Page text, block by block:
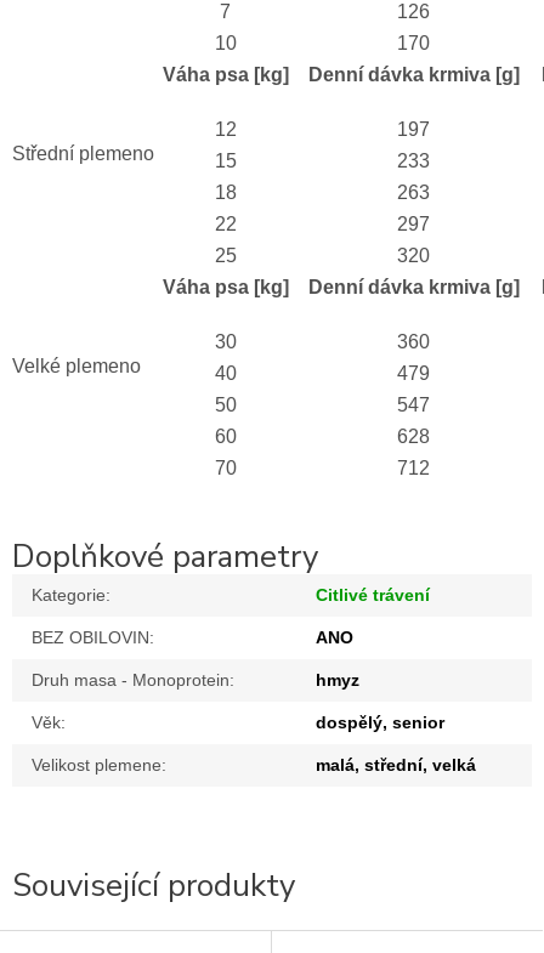
Související produkty
7
126
10
170
Střední plemeno
Váha psa [kg] Denní dávka krmiva [g]
12
197
15
233
18
263
22
297
25
320
Velké plemeno
Váha psa [kg] Denní dávka krmiva [g]
30
360
40
479
50
547
60
628
70
712
Doplňkové parametry
Kategorie: Citlivé trávení
BEZ OBILOVIN: ANO
Druh masa - Monoprotein: hmyz
Věk: dospělý, senior
Velikost plemene: malá, střední, velká